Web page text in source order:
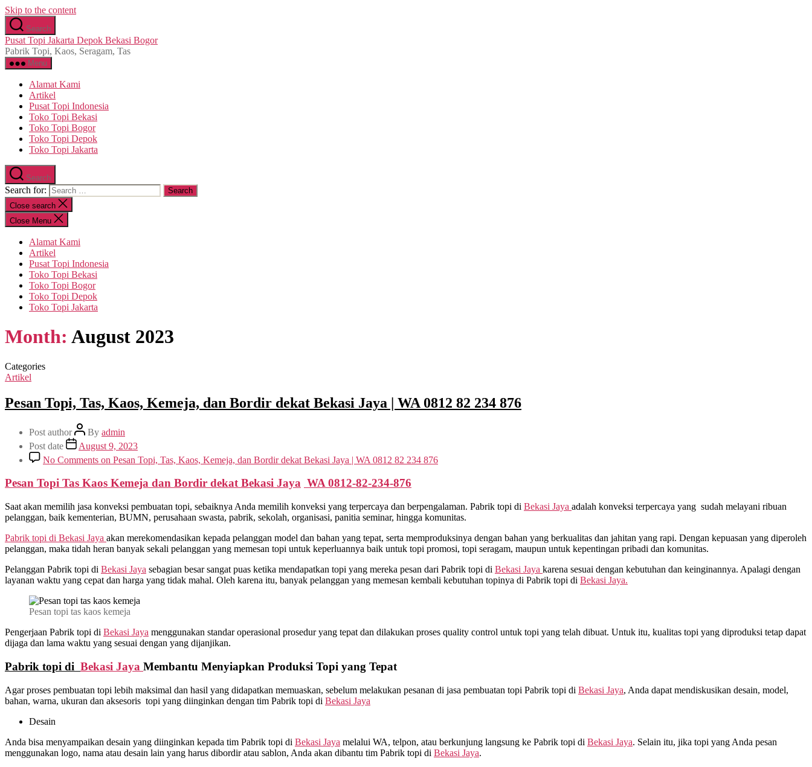
Skip to the content
Search
Pusat Topi Jakarta Depok Bekasi Bogor
Pabrik Topi, Kaos, Seragam, Tas
Menu
Alamat Kami
Artikel
Pusat Topi Indonesia
Toko Topi Bekasi
Toko Topi Bogor
Toko Topi Depok
Toko Topi Jakarta
Search
Search for:
Close search
Close Menu
Alamat Kami
Artikel
Pusat Topi Indonesia
Toko Topi Bekasi
Toko Topi Bogor
Toko Topi Depok
Toko Topi Jakarta
Month: August 2023
Categories
Artikel
Pesan Topi, Tas, Kaos, Kemeja, dan Bordir dekat Bekasi Jaya | WA 0812 82 234 876
Post author By admin
Post date
August 9, 2023
No Comments on Pesan Topi, Tas, Kaos, Kemeja, dan Bordir dekat Bekasi Jaya | WA 0812 82 234 876
Pesan Topi Tas Kaos Kemeja dan Bordir dekat Bekasi Jaya WA 0812-82-234-876
Saat akan memilih jasa konveksi pembuatan topi, sebaiknya Anda memilih konveksi yang terpercaya dan berpengalaman. Pabrik topi di Bekasi Jaya adalah konveksi terpercaya yang sudah melayani ribuan
pelanggan, baik kementerian, BUMN, perusahaan swasta, pabrik, sekolah, organisasi, panitia seminar, hingga komunitas.
Pabrik topi di Bekasi Jaya akan merekomendasikan kepada pelanggan model dan bahan yang tepat, serta memproduksinya dengan bahan yang berkualitas dan jahitan yang rapi. Dengan kepuasan yang diperoleh
pelanggan, maka tidah heran banyak sekali pelanggan yang memesan topi untuk keperluannya baik untuk topi promosi, topi seragam, maupun untuk kepentingan pribadi dan komunitas.
Pelanggan Pabrik topi di Bekasi Jaya sebagian besar sangat puas ketika mendapatkan topi yang mereka pesan dari Pabrik topi di Bekasi Jaya karena sesuai dengan kebutuhan dan keinginannya. Apalagi dengan
layanan waktu yang cepat dan harga yang tidak mahal. Oleh karena itu, banyak pelanggan yang memesan kembali kebutuhan topinya di Pabrik topi di Bekasi Jaya.
Pesan topi tas kaos kemeja
Pengerjaan Pabrik topi di Bekasi Jaya menggunakan standar operasional prosedur yang tepat dan dilakukan proses quality control untuk topi yang telah dibuat. Untuk itu, kualitas topi yang diproduksi tetap dapat
dijaga dan lama waktu yang sesuai dengan yang dijanjikan.
Pabrik topi di Bekasi Jaya Membantu Menyiapkan Produksi Topi yang Tepat
Agar proses pembuatan topi lebih maksimal dan hasil yang didapatkan memuaskan, sebelum melakukan pesanan di jasa pembuatan topi Pabrik topi di Bekasi Jaya, Anda dapat mendiskusikan desain, model,
bahan, warna, ukuran dan aksesoris topi yang diinginkan dengan tim Pabrik topi di Bekasi Jaya
Desain
Anda bisa menyampaikan desain yang diinginkan kepada tim Pabrik topi di Bekasi Jaya melalui WA, telpon, atau berkunjung langsung ke Pabrik topi di Bekasi Jaya. Selain itu, jika topi yang Anda pesan
menggunakan logo, nama atau desain lain yang harus dibordir atau sablon, Anda akan dibantu tim Pabrik topi di Bekasi Jaya.